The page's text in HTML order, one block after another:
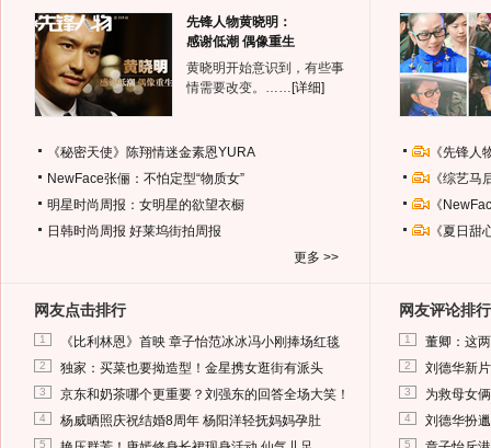
先锋人物黄晓明：
感谢低潮 偶像重生
黄晓明开始意识到，有些事
情需要改变。…… [详细]
《秘密天使》陈翔情迷金素恩YURA
NewFace张俪：不怕定型“物质女”
明星时尚周报：女明星的欲望衣橱
日韩时尚周报 好莱坞街拍周报
更多 >>
《先锋
《综艺
《
《夏日
网友点击排行
1 《比利林恩》首映 章子怡范冰冰冯小刚捧场红毯
2 独家：买菜也要拗造型！金星携女逛街有派头
3 京东和奶茶哪个更重要？刘强东的回答全场大笑！
4 杨威晒照庆祝结婚8周年 杨阳洋轻抚妈妈孕肚
5
网友评论排行
1 董卿：这
2 刘德华新
3 为救母女
4 刘德华扮
5